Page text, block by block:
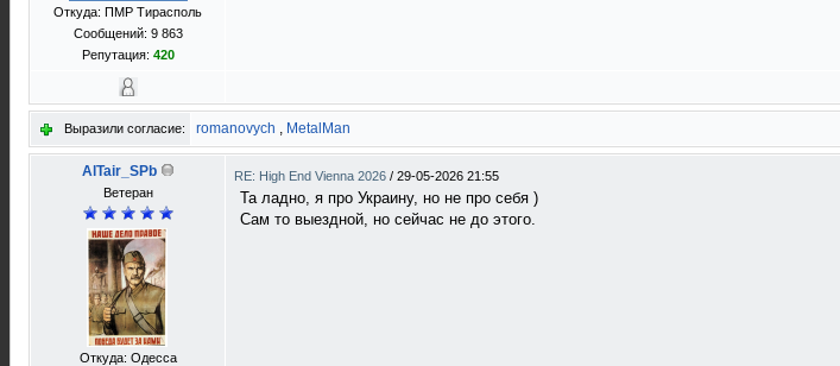
Откуда: ПМР Тирасполь
Сообщений: 9 863
Репутация: 420
Выразили согласие: romanovych , MetalMan
AlTair_SPb
Ветеран
Откуда: Одесса
RE: High End Vienna 2026 / 29-05-2026 21:55
Та ладно, я про Украину, но не про себя )
Сам то выездной, но сейчас не до этого.